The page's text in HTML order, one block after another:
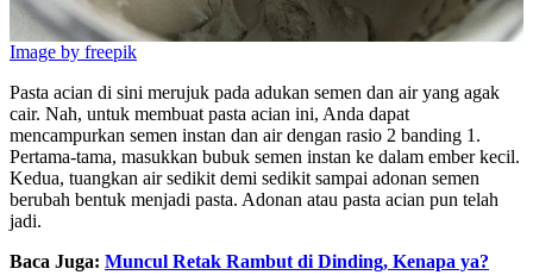
Image by freepik
Pasta acian di sini merujuk pada adukan semen dan air yang agak
cair. Nah, untuk membuat pasta acian ini, Anda dapat
mencampurkan semen instan dan air dengan rasio 2 banding 1.
Pertama-tama, masukkan bubuk semen instan ke dalam ember kecil.
Kedua, tuangkan air sedikit demi sedikit sampai adonan semen
berubah bentuk menjadi pasta. Adonan atau pasta acian pun telah
jadi.
Baca Juga: Muncul Retak Rambut di Dinding, Kenapa ya?